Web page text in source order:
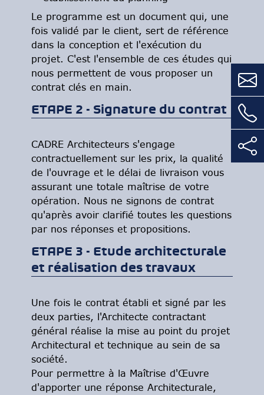
Le programme est un document qui, une
fois validé par le client, sert de référence
dans la conception et l'exécution du
projet. C'est l'ensemble de ces études qui
nous permettent de vous proposer un
contrat clés en main.
ETAPE 2 - Signature du contrat
CADRE Architecteurs s'engage
contractuellement sur les prix, la qualité
de l'ouvrage et le délai de livraison vous
assurant une totale maîtrise de votre
opération. Nous ne signons de contrat
qu'après avoir clarifié toutes les questions
par nos réponses et propositions.
ETAPE 3 - Etude architecturale
et réalisation des travaux
Une fois le contrat établi et signé par les
deux parties, l'Architecte contractant
général réalise la mise au point du projet
Architectural et technique au sein de sa
société.
Pour permettre à la Maîtrise d'Œuvre
d'apporter une réponse Architecturale,